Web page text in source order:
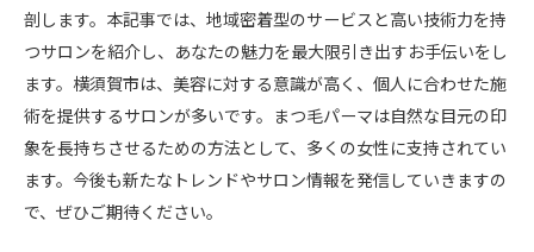
剖します。本記事では、地域密着型のサービスと高い技術力を持
つサロンを紹介し、あなたの魅力を最大限引き出すお手伝いをし
ます。横須賀市は、美容に対する意識が高く、個人に合わせた施
術を提供するサロンが多いです。まつ毛パーマは自然な目元の印
象を長持ちさせるための方法として、多くの女性に支持されてい
ます。今後も新たなトレンドやサロン情報を発信していきますの
で、ぜひご期待ください。